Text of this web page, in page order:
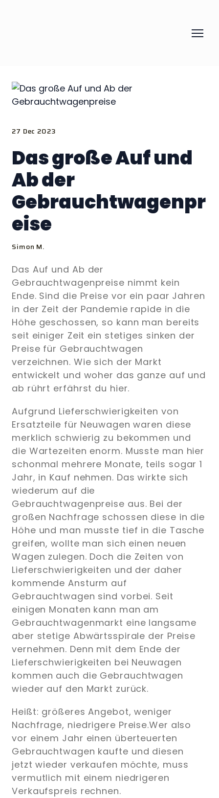
27 Dec 2023
Das große Auf und
Ab der
Gebrauchtwagenpr
eise
Simon M.
Das Auf und Ab der
Gebrauchtwagenpreise nimmt kein
Ende. Sind die Preise vor ein paar Jahren
in der Zeit der Pandemie rapide in die
Höhe geschossen, so kann man bereits
seit einiger Zeit ein stetiges sinken der
Preise für Gebrauchtwagen
verzeichnen. Wie sich der Markt
entwickelt und woher das ganze auf und
ab rührt erfährst du hier.
Aufgrund Lieferschwierigkeiten von
Ersatzteile für Neuwagen waren diese
merklich schwierig zu bekommen und
die Wartezeiten enorm. Musste man hier
schonmal mehrere Monate, teils sogar 1
Jahr, in Kauf nehmen. Das wirkte sich
wiederum auf die
Gebrauchtwagenpreise aus. Bei der
großen Nachfrage schossen diese in die
Höhe und man musste tief in die Tasche
greifen, wollte man sich einen neuen
Wagen zulegen. Doch die Zeiten von
Lieferschwierigkeiten und der daher
kommende Ansturm auf
Gebrauchtwagen sind vorbei. Seit
einigen Monaten kann man am
Gebrauchtwagenmarkt eine langsame
aber stetige Abwärtsspirale der Preise
vernehmen. Denn mit dem Ende der
Lieferschwierigkeiten bei Neuwagen
kommen auch die Gebrauchtwagen
wieder auf den Markt zurück.
Heißt: größeres Angebot, weniger
Nachfrage, niedrigere Preise.Wer also
vor einem Jahr einen überteuerten
Gebrauchtwagen kaufte und diesen
jetzt wieder verkaufen möchte, muss
vermutlich mit einem niedrigeren
Verkaufspreis rechnen.